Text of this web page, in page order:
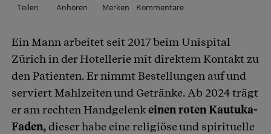
Teilen Anhören Merken Kommentare
Artikel teilen
Ein Mann arbeitet seit 2017 beim Unispital
Zürich in der Hotellerie mit direktem Kontakt zu
den Patienten. Er nimmt Bestellungen auf und
serviert Mahlzeiten und Getränke. Ab 2024 trägt
er am rechten Handgelenkeinen roten Kautuka-
Faden,dieser habe eine religiöse und spirituelle